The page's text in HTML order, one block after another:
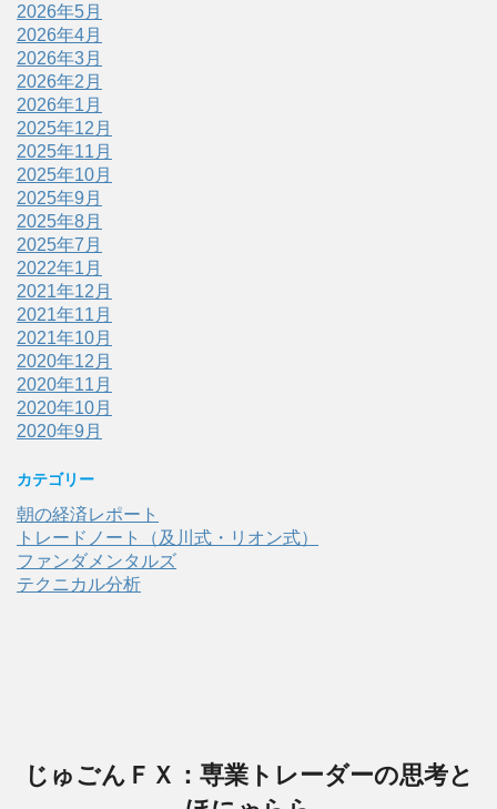
2026年5月
2026年4月
2026年3月
2026年2月
2026年1月
2025年12月
2025年11月
2025年10月
2025年9月
2025年8月
2025年7月
2022年1月
2021年12月
2021年11月
2021年10月
2020年12月
2020年11月
2020年10月
2020年9月
カテゴリー
朝の経済レポート
トレードノート（及川式・リオン式）
ファンダメンタルズ
テクニカル分析
じゅごんＦＸ：専業トレーダーの思考と